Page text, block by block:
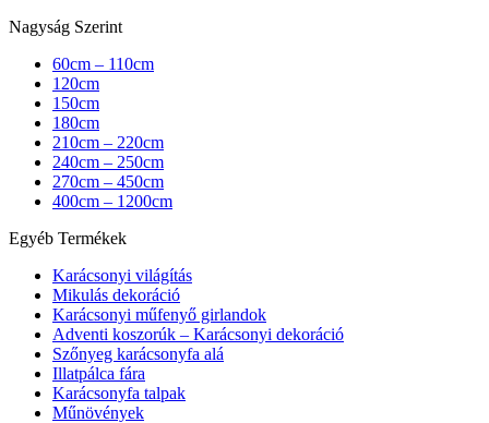
Nagyság Szerint
60cm – 110cm
120cm
150cm
180cm
210cm – 220cm
240cm – 250cm
270cm – 450cm
400cm – 1200cm
Egyéb Termékek
Karácsonyi világítás
Mikulás dekoráció
Karácsonyi műfenyő girlandok
Adventi koszorúk – Karácsonyi dekoráció
Szőnyeg karácsonyfa alá
Illatpálca fára
Karácsonyfa talpak
Műnövények